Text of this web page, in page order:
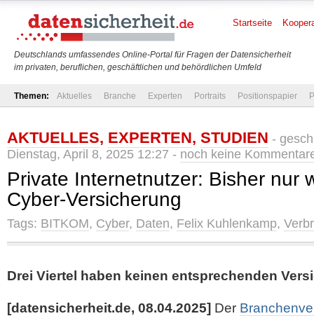
Deutschlands umfassendes Online-Portal für Fragen der Datensicherheit
im privaten, beruflichen, geschäftlichen und behördlichen Umfeld
Startseite
Themen: Aktuelles Branche Experten Portraits Positionspapier
AKTUELLES, EXPERTEN, STUDIEN -
Dienstag, April 8, 2025 12:27 - noch keine
Private Internetnutzer: Bisher nur
Cyber-Versicherung
Tags: BITKOM, Cyber, Daten, Felix Kuhlenkamp,
Drei Viertel haben keinen entsprechenden
[datensicherheit.de, 08.04.2025] Der